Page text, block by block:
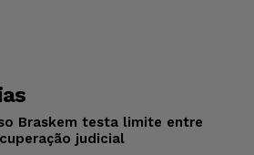
Braskem testa limite entre
judicial